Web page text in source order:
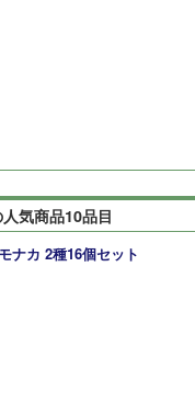
気商品10品目
ナカ 2種16個セット